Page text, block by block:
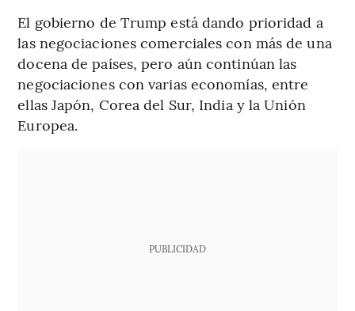
El gobierno de Trump está dando prioridad a
las negociaciones comerciales con más de una
docena de países, pero aún continúan las
negociaciones con varias economías, entre
ellas Japón, Corea del Sur, India y la Unión
Europea.
PUBLICIDAD